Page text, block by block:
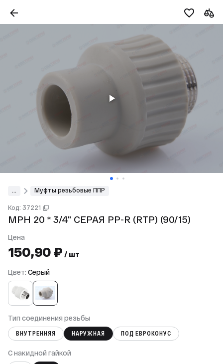
Муфты резьбовые ППР
Код: 37221
МРН 20 * 3/4" СЕРАЯ PP-R (RTP) (90/15)
Цена
150,90 ₽ / шт
Цвет: Серый
Тип соединения резьбы
ВНУТРЕННЯЯ НАРУЖНАЯ ПОД ЕВРОКОНУС
С накидной гайкой